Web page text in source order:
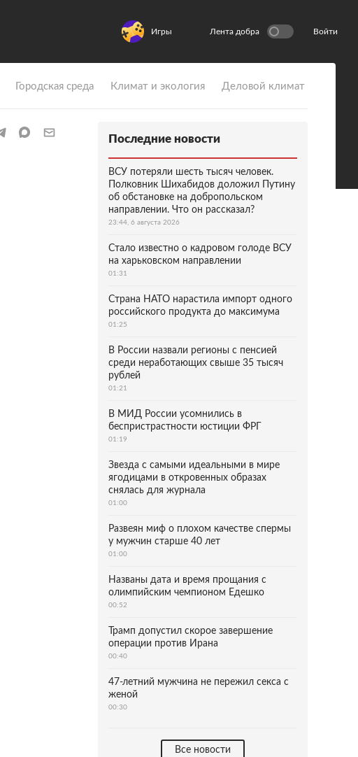
Игры Лента добра Войти
Городская среда Климат и экология Деловой климат
Последние новости
ВСУ потеряли шесть тысяч человек.
Полковник Шихабидов доложил Путину
об обстановке на добропольском
направлении. Что он рассказал?
23:44, 6 августа 2026
Стало известно о кадровом голоде ВСУ
на харьковском направлении
01:31
Страна НАТО нарастила импорт одного
российского продукта до максимума
01:25
В России назвали регионы с пенсией
среди неработающих свыше 35 тысяч
рублей
01:21
В МИД России усомнились в
беспристрастности юстиции ФРГ
01:19
Звезда с самыми идеальными в мире
ягодицами в откровенных образах
снялась для журнала
01:00
Развеян миф о плохом качестве спермы
у мужчин старше 40 лет
01:00
Названы дата и время прощания с
олимпийским чемпионом Едешко
00:52
Трамп допустил скорое завершение
операции против Ирана
00:40
47-летний мужчина не пережил секса с
женой
00:30
Все новости